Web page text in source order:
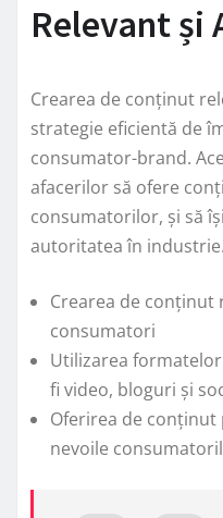
Relevant și
Crearea de conținut
strategie eficientă de
consumator-brand.
afacerilor să ofere
consumatorilor, și să
autoritatea în industrie.
Crearea de conținut
consumatori
Utilizarea
fi video, bloguri și
Oferirea de conținut
nevoile